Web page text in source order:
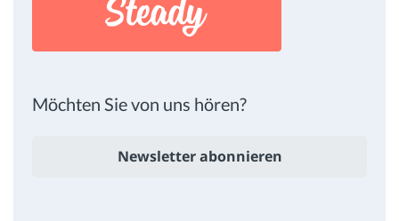
Möchten Sie von uns hören?
Newsletter abonnieren